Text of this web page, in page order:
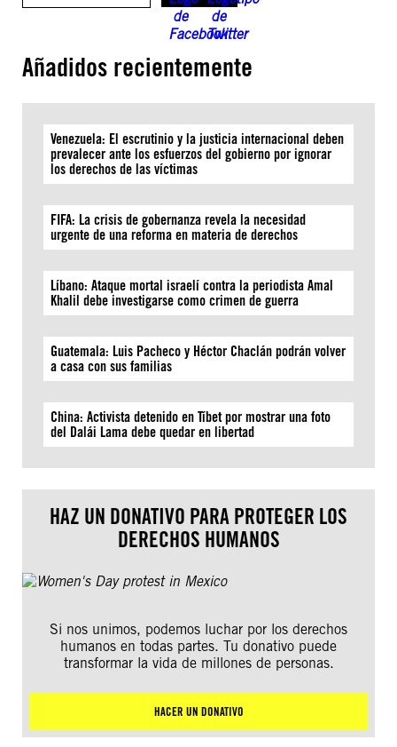
Añadidos recientemente
Venezuela: El escrutinio y la justicia internacional deben
prevalecer ante los esfuerzos del gobierno por ignorar
los derechos de las víctimas
FIFA: La crisis de gobernanza revela la necesidad
urgente de una reforma en materia de derechos
Líbano: Ataque mortal israelí contra la periodista Amal
Khalil debe investigarse como crimen de guerra
Guatemala: Luis Pacheco y Héctor Chaclán podrán volver
a casa con sus familias
China: Activista detenido en Tíbet por mostrar una foto
del Dalái Lama debe quedar en libertad
HAZ UN DONATIVO PARA PROTEGER LOS
DERECHOS HUMANOS
Si nos unimos, podemos luchar por los derechos
humanos en todas partes. Tu donativo puede
transformar la vida de millones de personas.
HACER UN DONATIVO